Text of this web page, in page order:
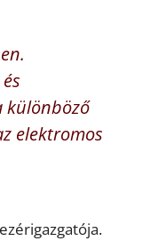
különböző
elektromos